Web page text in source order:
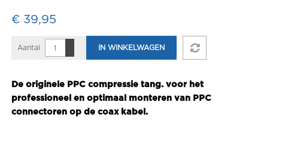
€ 39,95
Aantal IN WINKELWAGEN
De originele PPC compressie tang. voor het
professioneel en optimaal monteren van PPC
connectoren op de coax kabel.